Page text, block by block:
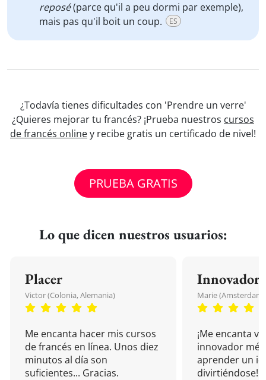
reposé(parce qu'il a peu dormi par exemple),
mais pas qu'il boit un coup.
ES
¿Todavía tienes dificultades con 'Prendre un verre'
¿Quieres mejorar tu francés? ¡Prueba nuestros cursos
de francés onliney recibe gratis un certificado de nivel!
PRUEBA GRATIS
Lo que dicen nuestros usuarios:
Placer
Victor (Colonia, Alemania)
Me encanta hacer mis cursos
de francés en línea. Unos diez
minutos al día son
suficientes... Gracias.
Innovador
Marie (Amsterdam,
¡Me encanta
innovador
aprender un
divirtiéndose!